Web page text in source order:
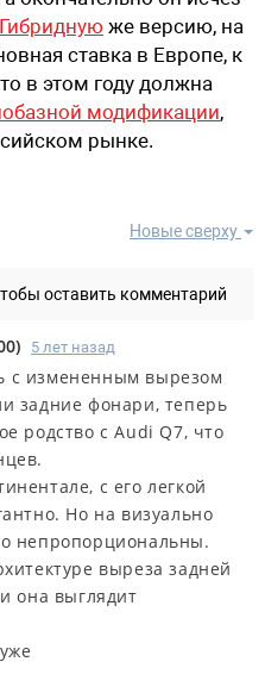
Гибридную же версию, на
ставка в Европе, к
в этом году должна
модификации,
рынке.
Новые сверху
оставить комментарий
) 5 лет назад
с измененным вырезом
задние фонари, теперь
родство с Audi Q7, что
с его легкой
Но на визуально
непропорциональны.
выреза задней
она выглядит